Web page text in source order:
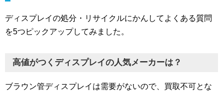
ディスプレイの処分・リサイクルにかんしてよくある質問
を5つピックアップしてみました。
高値がつくディスプレイの人気メーカーは？
ブラウン管ディスプレイは需要がないので、買取不可とな